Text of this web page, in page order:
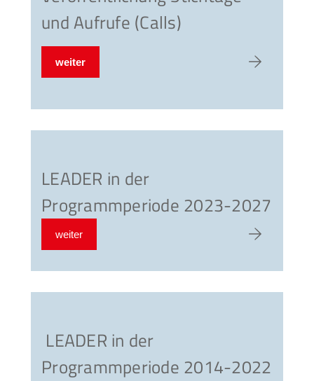
und Aufrufe (Calls)
weiter
zum
LEADER in der
Programmperiode 2023-2027
weiter
zum
LEADER in der
Programmperiode 2014-2022